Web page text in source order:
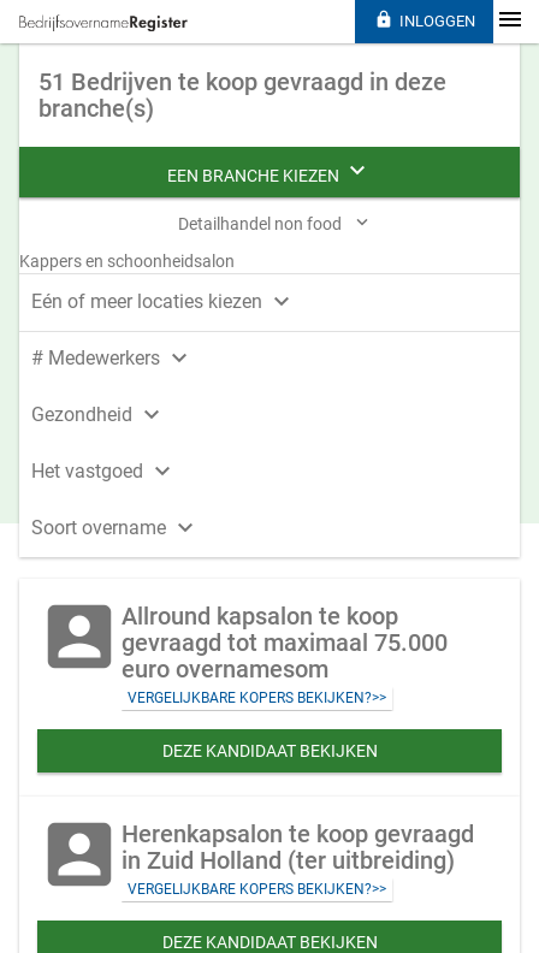
51 Bedrijven te koop gevraagd in deze
branche(s)
EEN BRANCHE KIEZEN 
Detailhandel non food 
Kappers en schoonheidsalon
Eén of meer locaties kiezen 
# Medewerkers 
Gezondheid 
Het vastgoed 
Soort overname 
account_box Allround kapsalon te koop
gevraagd tot maximaal 75.000
euro overnamesom
VERGELIJKBARE KOPERS BEKIJKEN?>>
DEZE KANDIDAAT BEKIJKEN
account_box Herenkapsalon te koop gevraagd
in Zuid Holland (ter uitbreiding)
VERGELIJKBARE KOPERS BEKIJKEN?>>
DEZE KANDIDAAT BEKIJKEN
 INLOGGEN